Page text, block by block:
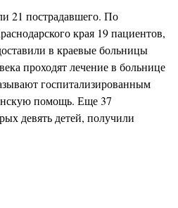
21 пострадавшего. По
края 19 пациентов,
в краевые больницы
проходят лечение в больнице
госпитализированным
помощь. Еще 37
девять детей, получили